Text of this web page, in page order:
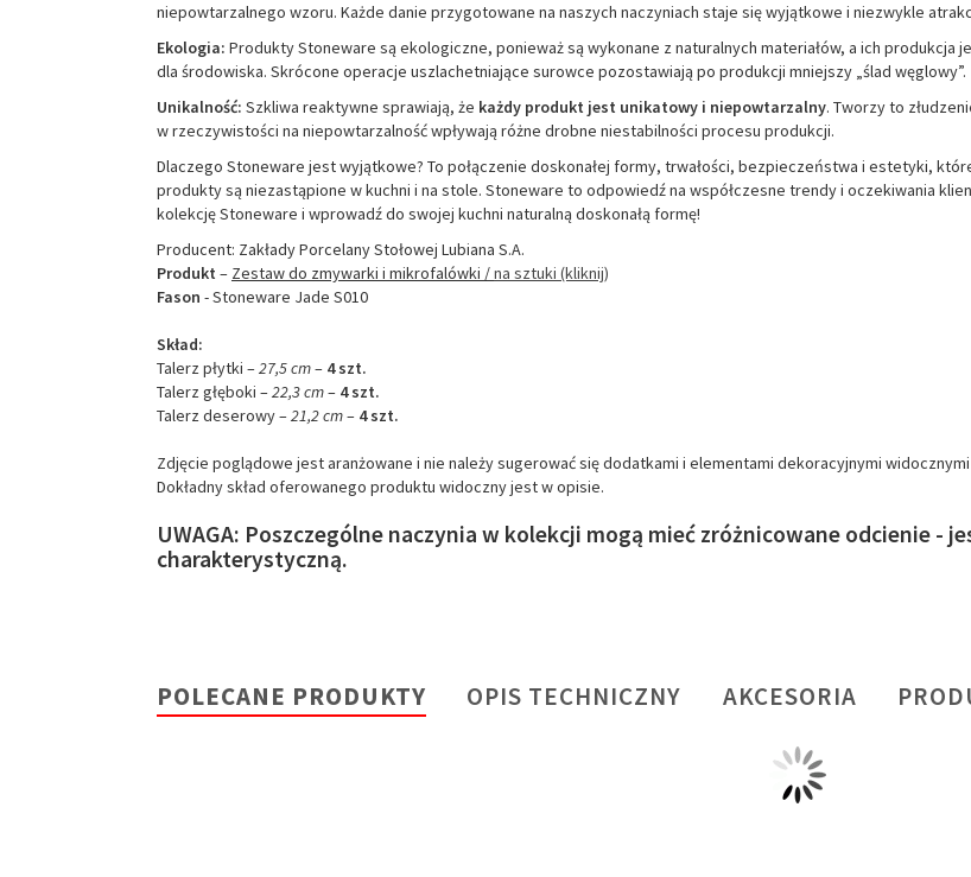
niepowtarzalnego wzoru. Każde danie przygotowane na naszych naczyniach staje się wyjątkowe i niezwykle
Ekologia: Produkty Stoneware są ekologiczne, ponieważ są wykonane z naturalnych materiałów, a ich produkcja
dla środowiska. Skrócone operacje uszlachetniające surowce pozostawiają po produkcji mniejszy „ślad węglowy”.
Unikalność: Szkliwa reaktywne sprawiają, że każdy produkt jest unikatowy i niepowtarzalny. Tworzy to
w rzeczywistości na niepowtarzalność wpływają różne drobne niestabilności procesu produkcji.
Dlaczego Stoneware jest wyjątkowe? To połączenie doskonałej formy, trwałości, bezpieczeństwa i estetyki,
produkty są niezastąpione w kuchni i na stole. Stoneware to odpowiedź na współczesne trendy i oczekiwania
kolekcję Stoneware i wprowadź do swojej kuchni naturalną doskonałą formę!
Producent: Zakłady Porcelany Stołowej Lubiana S.A.
Produkt – Zestawdo zmywarki i mikrofalówki /na sztuki (kliknij)
Fason - Stoneware Jade S010
Skład:
Talerz płytki –27,5 cm– 4 szt.
Talerz głęboki –22,3cm– 4 szt.
Talerz deserowy –21,2cm– 4 szt.
Zdjęcie poglądowe jest aranżowane i nie należy sugerować się dodatkami i elementami dekoracyjnymi widocznymi
Dokładny skład oferowanego produktu widoczny jest w opisie.
UWAGA: Poszczególne naczynia w kolekcji mogą mieć zróżnicowane odcienie -
charakterystyczną.
POLECANE PRODUKTY OPIS TECHNICZNY AKCESORIA